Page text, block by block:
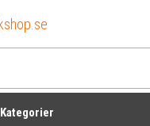
Kategorier